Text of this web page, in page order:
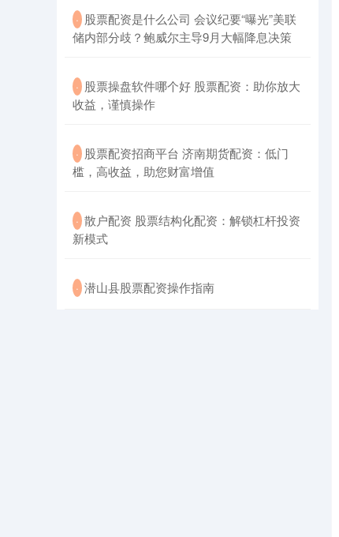
· ​股票配资是什么公司 会议纪要“曝光”美联
储内部分歧？鲍威尔主导9月大幅降息决策
· ​股票操盘软件哪个好 股票配资：助你放大
收益，谨慎操作
· ​股票配资招商平台 济南期货配资：低门
槛，高收益，助您财富增值
· ​散户配资 股票结构化配资：解锁杠杆投资
新模式
· ​潜山县股票配资操作指南